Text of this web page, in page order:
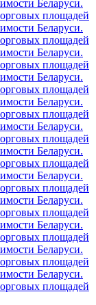
Беларуси.
площадей
Беларуси.
площадей
Беларуси.
площадей
Беларуси.
площадей
Беларуси.
площадей
Беларуси.
площадей
Беларуси.
площадей
Беларуси.
площадей
Беларуси.
площадей
Беларуси.
площадей
Беларуси.
площадей
Беларуси.
площадей